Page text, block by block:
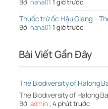
Bởi nana01 1 giờ trước
Thuốc trừ ốc Hậu Giang –
Bởi nana01 1 giờ trước
Bài Viết Gần Đây
The Biodiversity of Halong
The Biodiversity of Halong
Bởi admin , 4 phút trước